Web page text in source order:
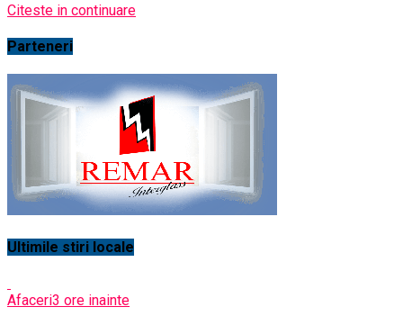
Citeste in continuare
Parteneri
Ultimile stiri locale
Afaceri3 ore inainte